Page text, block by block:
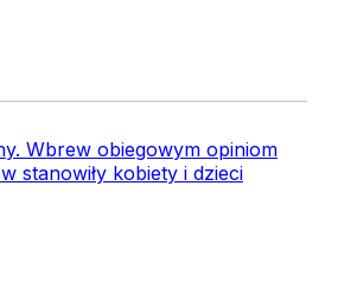
Wbrew obiegowym opiniom
stanowiły kobiety i dzieci